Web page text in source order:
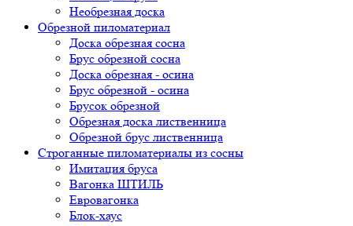
Необрезная доска
Обрезной пиломатериал
Доска обрезная сосна
Брус обрезной сосна
Доска обрезная - осина
Брус обрезной - осина
Брусок обрезной
Обрезная доска лиственница
Обрезной брус лиственница
Строганные пиломатериалы из сосны
Имитация бруса
Вагонка ШТИЛЬ
Евровагонка
Блок-хаус